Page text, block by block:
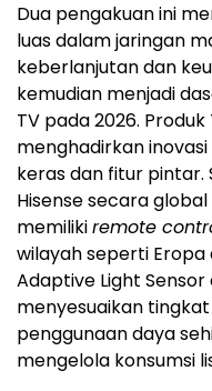
Dua pengakuan ini
luas dalam jaringan
keberlanjutan dan
kemudian menjadi
TV pada 2026.
menghadirkan
keras dan fitur pintar.
Hisense secara
memilikiremote
wilayah seperti Eropa
Adaptive Light
menyesuaikan
penggunaan daya
mengelola konsumsi